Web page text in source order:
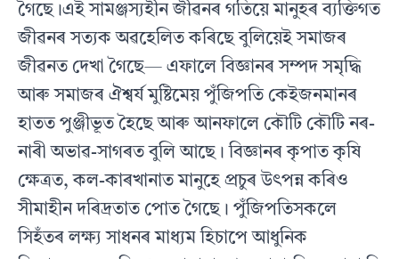
গৈছে।এই সামঞ্জস্যহীন জীৱনৰ গতিয়ে মানুহৰ ব্যক্তিগত
জীৱনৰ সত্যক অৱহেলিত কৰিছে বুলিয়েই সমাজৰ
জীৱনত দেখা গৈছে— এফালে বিজ্ঞানৰ সম্পদ সমৃদ্ধি
আৰু সমাজৰ ঐশ্বৰ্য মুষ্টিমেয় পুঁজিপতি কেইজনমানৰ
হাতত পুঞ্জীভূত হৈছে আৰু আনফালে কৌটি কৌটি নৰ-
নাৰী অভাৱ-সাগৰত বুলি আছে। বিজ্ঞানৰ কৃপাত কৃষি
ক্ষেত্ৰত, কল-কাৰখানাত মানুহে প্ৰচুৰ উৎপন্ন কৰিও
সীমাহীন দৰিদ্ৰতাত পোত গৈছে। পুঁজিপতিসকলে
সিহঁতৰ লক্ষ্য সাধনৰ মাধ্যম হিচাপে আধুনিক